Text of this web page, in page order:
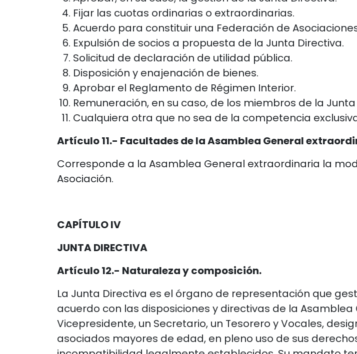
Fijar las cuotas ordinarias o extraordinarias.
Acuerdo para constituir una Federación de
Expulsión de socios a propuesta de la Junta Directiva.
Solicitud de declaración de utilidad pública.
Disposición y enajenación de bienes.
Aprobar el Reglamento de Régimen Interior.
Remuneración, en su caso, de los miembros de la
Cualquiera otra que no sea de la competencia
Artículo 11.- Facultades de la Asamblea General
Corresponde a la Asamblea General extraordinaria la
Asociación.
CAPÍTULO IV
JUNTA DIRECTIVA
Artículo 12.- Naturaleza y composición.
La Junta Directiva es el órgano de representación que
acuerdo con las disposiciones y directivas de la
Vicepresidente, un Secretario, un Tesorero y Vocales,
asociados mayores de edad, en pleno uso de sus